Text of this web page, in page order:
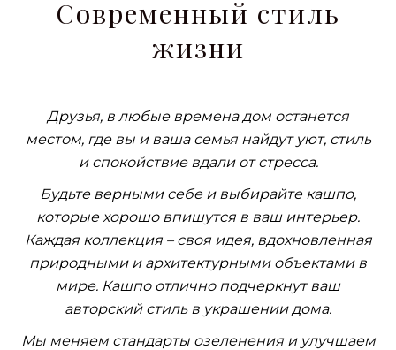
Современный стиль
жизни
Друзья, в любые времена дом останется
местом, где вы и ваша семья найдут уют, стиль
и спокойствие вдали от стресса.
Будьте верными себе и выбирайте кашпо,
которые хорошо впишутся в ваш интерьер.
Каждая коллекция – своя идея, вдохновленная
природными и архитектурными объектами в
мире. Кашпо отлично подчеркнут ваш
авторский стиль в украшении дома.
Мы меняем стандарты озеленения и улучшаем